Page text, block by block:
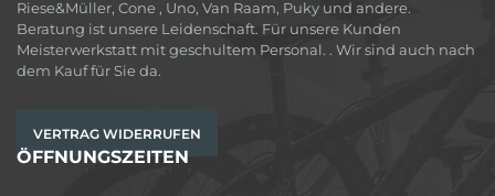
Riese&Müller, Cone , Uno, Van Raam, Puky und andere.
Beratung ist unsere Leidenschaft. Für unsere Kunden
Meisterwerkstatt mit geschultem Personal. . Wir sind auch nach
dem Kauf für Sie da.
VERTRAG WIDERRUFEN
ÖFFNUNGSZEITEN